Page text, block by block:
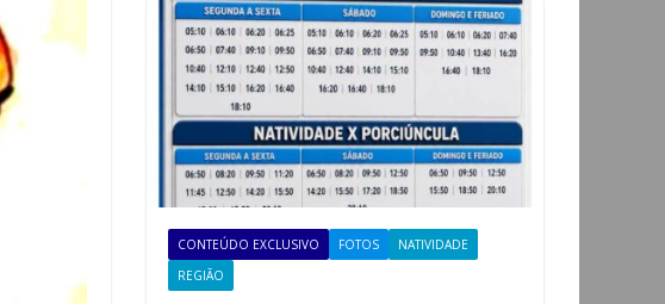
CONTEÚDO EXCLUSIVO FOTOS
NATIVIDADE
REGIÃO